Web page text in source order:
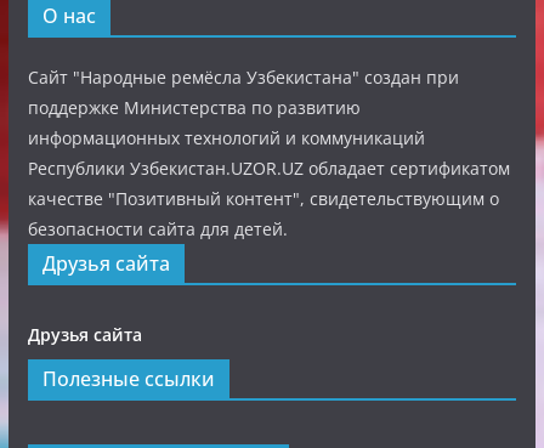
О нас
Сайт "Народные ремёсла Узбекистана" создан при
поддержке Министерства по развитию
информационных технологий и коммуникаций
Республики Узбекистан.UZOR.UZ обладает сертификатом
качестве "Позитивный контент", свидетельствующим о
безопасности сайта для детей.
Друзья сайта
Друзья сайта
Полезные ссылки